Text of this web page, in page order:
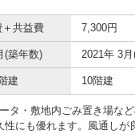
＋共益費 7,300円
(築年数) 2021年 3
建 10階建
タ・敷地内ごみ置き場な
にも優れます。風通しが